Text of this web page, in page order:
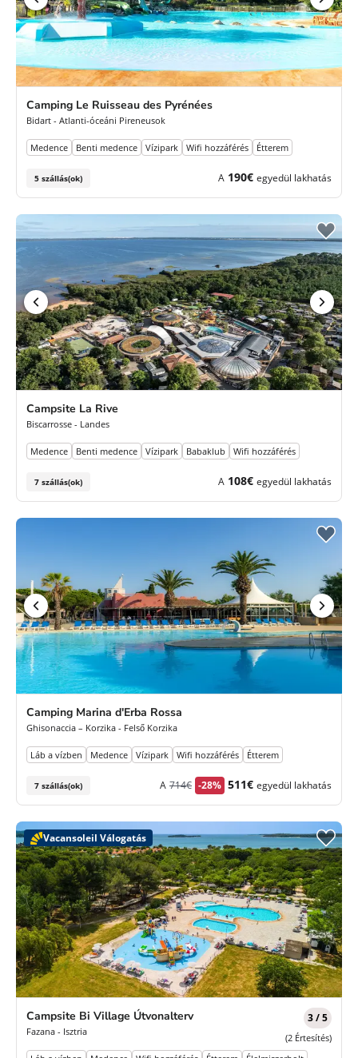
Camping Le Ruisseau des Pyrénées
Bidart - Atlanti-óceáni Pireneusok
Medence Benti medence Vízipark Wifi hozzáférés Étterem
5 szállás(ok) A 190€ egyedül lakhatás
Campsite La Rive
Biscarrosse - Landes
Medence Benti medence Vízipark Babaklub Wifi hozzáférés
7 szállás(ok) A 108€ egyedül lakhatás
Camping Marina d'Erba Rossa
Ghisonaccia – Korzika - Felső Korzika
Láb a vízben Medence Vízipark Wifi hozzáférés Étterem
7 szállás(ok) A Korábbi
714€ -28% Új
511€ egyedül lakhatás
Vacansoleil Válogatás
Campsite Bi Village Útvonalterv
Fazana - Isztria
3 / 5
(2 Értesítés)